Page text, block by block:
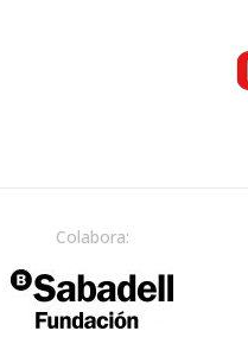
Colabora: